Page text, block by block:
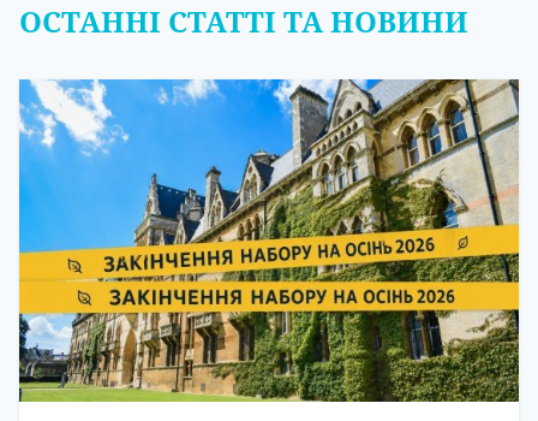
ОСТАННІ СТАТТІ ТА НОВИНИ